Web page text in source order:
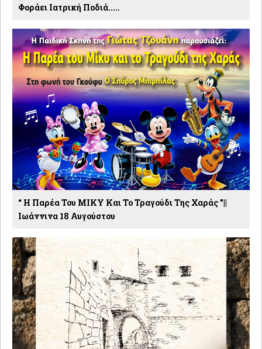
Φοράει Ιατρική Ποδιά.....
“ Η Παρέα Του ΜΙΚΥ Και Το Τραγούδι Της Χαράς ”||
Ιωάννινα 18 Αυγούστου